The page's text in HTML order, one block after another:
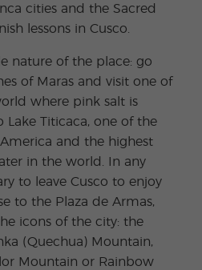
cities and the Sacred
lessons in Cusco.
nature of the place: go
of Maras and visit one of
where pink salt is
Lake Titicaca, one of the
and the highest
in the world. In any
to leave Cusco to enjoy
to the Plaza de Armas,
icons of the city: the
(Quechua) Mountain,
Mountain or Rainbow